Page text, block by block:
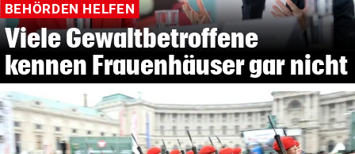
BEHÖRDEN HELFEN
Viele Gewaltbetroffene
kennen Frauenhäuser gar nicht